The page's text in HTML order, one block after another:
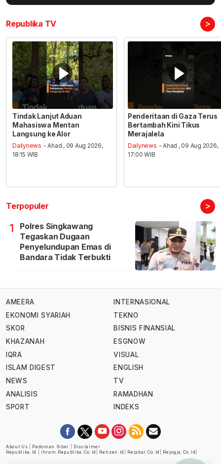
Republika TV >
Tindak Lanjut Aduan
Mahasiswa Mentan
Langsung ke Alor
Dailynews - Ahad , 09 Aug 2026,
18:15 WIB
Penderitaan di Gaza Terus
Bertambah Kini Tikus
Merajalela
Dailynews - Ahad , 09 Aug 2026,
17:00 WIB
Terpopuler >
1
Polres Singkawang
Tegaskan Dugaan
Penyelundupan Emas di
Bandara Tidak Terbukti
AMEERA
EKONOMI SYARIAH
SKOR
KHAZANAH
IQRA
ISLAM DIGEST
NEWS
ANALISIS
SPORT
INTERNASIONAL
TEKNO
BISNIS FINANSIAL
ESGNOW
VISUAL
ENGLISH
TV
RAMADHAN
INDEKS
About Us Pedoman Siber
Disclaimer
Republika.id
Ihram.republika.co.id Retizen.id Rejabar.co.id Rejogja.co.id